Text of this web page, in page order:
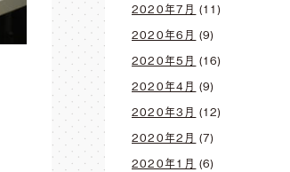
2020年7月 (11)
2020年6月 (9)
2020年5月 (16)
2020年4月 (9)
2020年3月 (12)
2020年2月 (7)
2020年1月 (6)